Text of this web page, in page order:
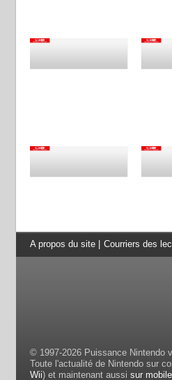
A propos du site Courriers des
© 1997-2026 Puissance Nintendo
Toute l'actualité de Nintendo sur
Wii) et maintenant aussi sur mobile